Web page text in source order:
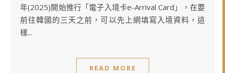
年(2025)開始推行「電子入境卡e-Arrival Card」，在要
前往韓國的三天之前，可以先上網填寫入境資料，這
樣...
READ MORE